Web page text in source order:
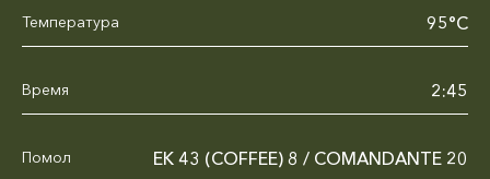
Температура 95°C
Время 2:45
Помол ЕК 43 (COFFEE) 8 / COMANDANTE 20